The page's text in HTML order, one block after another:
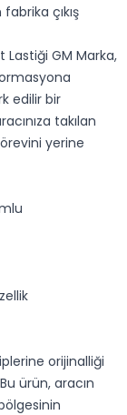
çıkış
GM Marka,
edilir bir
takılan
yerine
orijinalliği
ürün, aracın